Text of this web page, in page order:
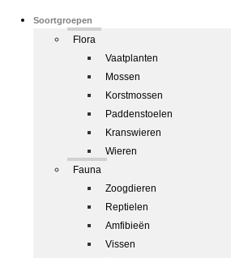
Soortgroepen
Flora
Vaatplanten
Mossen
Korstmossen
Paddenstoelen
Kranswieren
Wieren
Fauna
Zoogdieren
Reptielen
Amfibieën
Vissen